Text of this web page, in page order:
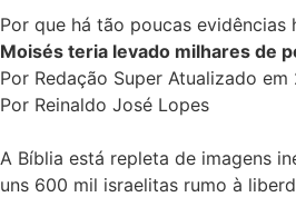
Por que há tão poucas evidências
Moisés teria levado milhares de
Por Redação Super Atualizado
Por Reinaldo José Lopes
A Bíblia está repleta de imagens
uns 600 mil israelitas rumo à